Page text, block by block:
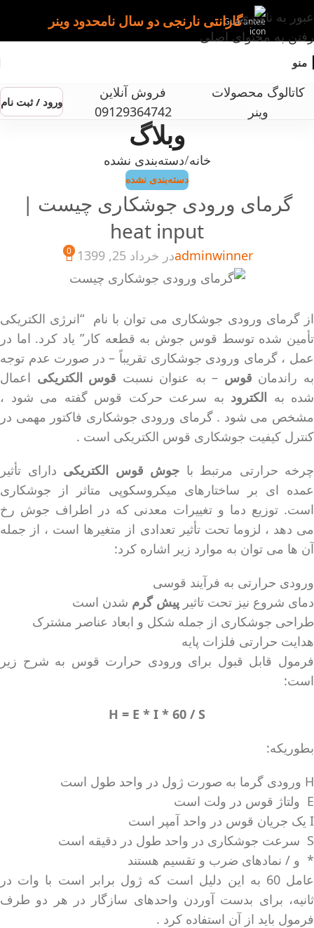
عبور به ناوبری
رفتن به محتوای اصلی
گارانتی نارنجی دو سال نامحدود وینر
منو
کاتالوگ محصولات
وینر
فروش آنلاین
09129364742
ورود / ثبت نام
وبلاگ
خانه دسته‌بندی نشده
دسته‌بندی نشده
گرمای ورودی جوشکاری چیست |
heat input
adminwinnerدر خرداد 25, 1399 0
از گرمای ورودی جوشکاری می توان با نام “انرژی الکتریکی
تأمین شده توسط قوس جوش به قطعه کار” یاد کرد. اما در
عمل ، گرمای ورودی جوشکاری تقریباً – در صورت عدم توجه
به راندمان قوس – به عنوان نسبت قوس الکتریکی اعمال
شده به الکترود به سرعت حرکت قوس گفته می شود ،
مشخص می شود . گرمای ورودی جوشکاری فاکتور مهمی در
کنترل کیفیت جوشکاری قوس الکتریکی است .
چرخه حرارتی مرتبط با جوش قوس الکتریکی دارای تأثیر
عمده ای بر ساختارهای میکروسکوپی متاثر از جوشکاری
است. توزیع دما و تغییرات معدنی که در اطراف جوش رخ
می دهد ، لزوما تحت تأثیر تعدادی از متغیرها است ، از جمله
آن ها می توان به موارد زیر اشاره کرد:
ورودی حرارتی به فرآیند قوسی
دمای شروع نیز تحت تاثیر پیش گرم شدن است
طراحی جوشکاری از جمله شکل و ابعاد عناصر مشترک
هدایت حرارتی فلزات پایه
فرمول قابل قبول برای ورودی حرارت قوس به شرح زیر
است:
H = E * I * 60 / S
بطوریکه:
H ورودی گرما به صورت ژول در واحد طول است
E ولتاژ قوس در ولت است
I یک جریان قوس در واحد آمپر است
S سرعت جوشکاری در واحد طول در دقیقه است
* و / نمادهای ضرب و تقسیم هستند
عامل 60 به این دلیل است که ژول برابر است با وات در
ثانیه، برای بدست آوردن واحدهای سازگار در هر دو طرف
فرمول باید از آن استفاده کرد .